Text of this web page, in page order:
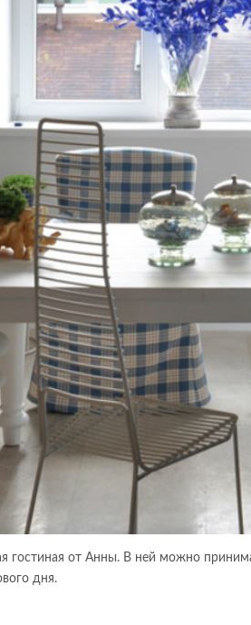
гостиная от Анны. В ней можно
дня.